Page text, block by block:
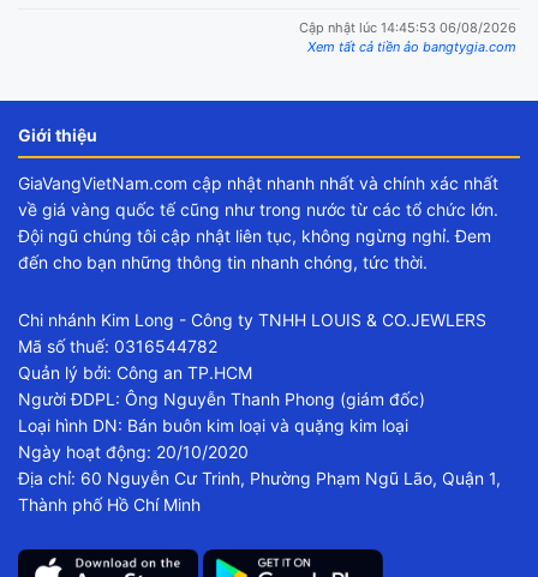
Cập nhật lúc 14:45:53 06/08/2026
Xem tất cả tiền ảo bangtygia.com
Giới thiệu
GiaVangVietNam.com cập nhật nhanh nhất và chính xác nhất
về giá vàng quốc tế cũng như trong nước từ các tổ chức lớn.
Đội ngũ chúng tôi cập nhật liên tục, không ngừng nghỉ. Đem
đến cho bạn những thông tin nhanh chóng, tức thời.
Chi nhánh Kim Long - Công ty TNHH LOUIS & CO.JEWLERS
Mã số thuế: 0316544782
Quản lý bởi: Công an TP.HCM
Người ĐDPL: Ông Nguyễn Thanh Phong (giám đốc)
Loại hình DN: Bán buôn kim loại và quặng kim loại
Ngày hoạt động: 20/10/2020
Địa chỉ: 60 Nguyễn Cư Trinh, Phường Phạm Ngũ Lão, Quận 1,
Thành phố Hồ Chí Minh